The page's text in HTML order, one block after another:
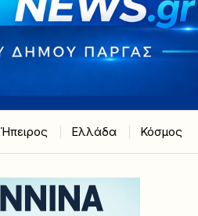
Ήπειρος Ελλάδα Κόσμος